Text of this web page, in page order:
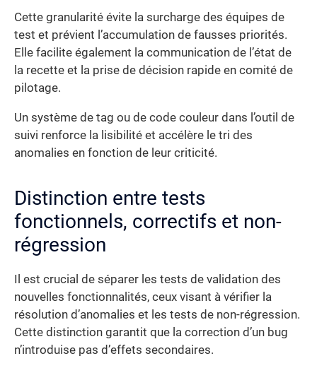
Cette granularité évite la surcharge des équipes de
test et prévient l’accumulation de fausses priorités.
Elle facilite également la communication de l’état de
la recette et la prise de décision rapide en comité de
pilotage.
Un système de tag ou de code couleur dans l’outil de
suivi renforce la lisibilité et accélère le tri des
anomalies en fonction de leur criticité.
Distinction entre tests
fonctionnels, correctifs et non-
régression
Il est crucial de séparer les tests de validation des
nouvelles fonctionnalités, ceux visant à vérifier la
résolution d’anomalies et les tests de non-régression.
Cette distinction garantit que la correction d’un bug
n’introduise pas d’effets secondaires.